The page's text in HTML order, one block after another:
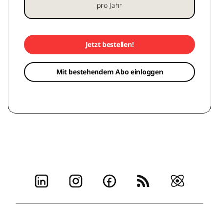
pro Jahr
Jetzt bestellen!
Mit bestehendem Abo einloggen